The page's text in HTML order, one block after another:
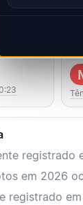
registrado
em 2026
registrado